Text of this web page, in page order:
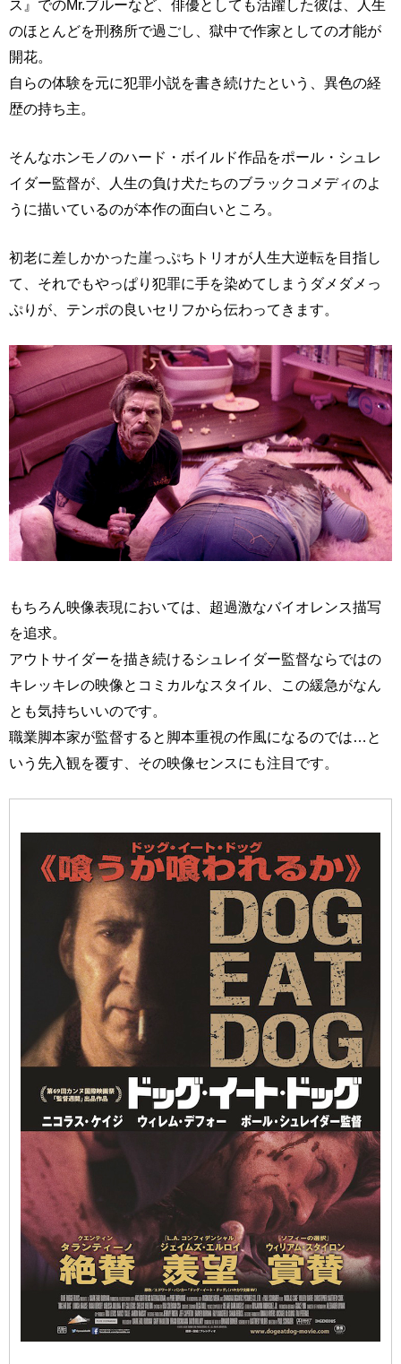
ス』でのMr.ブルーなど、俳優としても活躍した彼は、人生
のほとんどを刑務所で過ごし、獄中で作家としての才能が
開花。
自らの体験を元に犯罪小説を書き続けたという、異色の経
歴の持ち主。
そんなホンモノのハード・ボイルド作品をポール・シュレ
イダー監督が、人生の負け犬たちのブラックコメディのよ
うに描いているのが本作の面白いところ。
初老に差しかかった崖っぷちトリオが人生大逆転を目指し
て、それでもやっぱり犯罪に手を染めてしまうダメダメっ
ぷりが、テンポの良いセリフから伝わってきます。
もちろん映像表現においては、超過激なバイオレンス描写
を追求。
アウトサイダーを描き続けるシュレイダー監督ならではの
キレッキレの映像とコミカルなスタイル、この緩急がなん
とも気持ちいいのです。
職業脚本家が監督すると脚本重視の作風になるのでは…と
いう先入観を覆す、その映像センスにも注目です。